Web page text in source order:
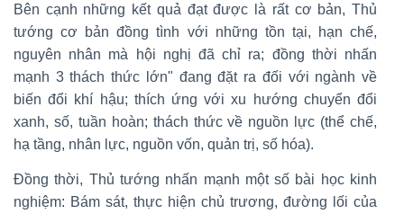
Bên cạnh những kết quả đạt được là rất cơ bản, Thủ
tướng cơ bản đồng tình với những tồn tại, hạn chế,
nguyên nhân mà hội nghị đã chỉ ra; đồng thời nhấn
mạnh 3 thách thức lớn" đang đặt ra đối với ngành về
biến đổi khí hậu; thích ứng với xu hướng chuyển đổi
xanh, số, tuần hoàn; thách thức về nguồn lực (thể chế,
hạ tầng, nhân lực, nguồn vốn, quản trị, số hóa).
Đồng thời, Thủ tướng nhấn mạnh một số bài học kinh
nghiệm: Bám sát, thực hiện chủ trương, đường lối của